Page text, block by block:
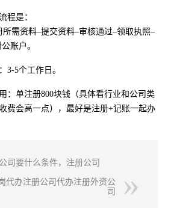
程是：
需资料–提交资料–审核通过–领取执照–
账户。
3-5个工作日。
：单注册800块钱（具体看行业和公司类
费会高一点），最好是注册+记账一起办
司要什么条件，注册公司
代办注册公司代办注册外资公
司